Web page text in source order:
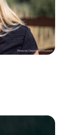
Photo by Clayton on Unsplash